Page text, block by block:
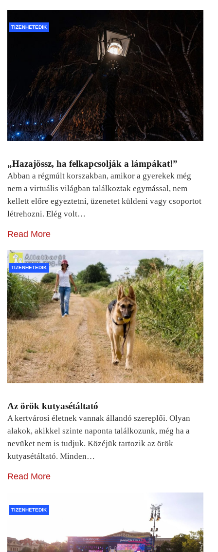
TIZENHETEDIK
„Hazajössz, ha felkapcsolják a lámpákat!”
Abban a régmúlt korszakban, amikor a gyerekek még
nem a virtuális világban találkoztak egymással, nem
kellett előre egyeztetni, üzenetet küldeni vagy csoportot
létrehozni. Elég volt…
Read More
TIZENHETEDIK
Az örök kutyasétáltató
A kertvárosi életnek vannak állandó szereplői. Olyan
alakok, akikkel szinte naponta találkozunk, még ha a
nevüket nem is tudjuk. Közéjük tartozik az örök
kutyasétáltató. Minden…
Read More
TIZENHETEDIK